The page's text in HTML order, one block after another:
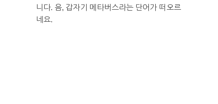
니다. 음, 갑자기 메타버스라는 단어가 떠오르
네요.